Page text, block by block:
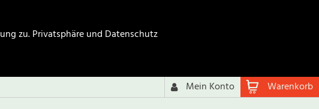
zu.Privatsphäre und Datenschutz
Warenkorb
Mein Konto